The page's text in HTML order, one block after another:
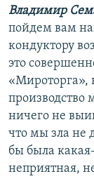
Владимир
пойдем вам
кондуктору
это
«Мироторга»,
производство
ничего не
что мы зла не
бы была
неприятная,